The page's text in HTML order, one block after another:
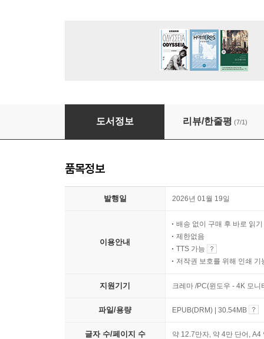
착한 교사 포기하기
도서정보 리뷰/한줄평 (7/1)
품목정보
발행일 2026년 01월 19일
이용안내
배송 없이 구매 후 바로 읽기
제한없음
TTS 가능
저작권 보호를 위해 인쇄 기
지원기기 크레마 /PC(윈도우 - 4K 모
파일/용량 EPUB(DRM) | 30.54MB
글자 수/페이지 수 약 12.7만자, 약 4만 단어,